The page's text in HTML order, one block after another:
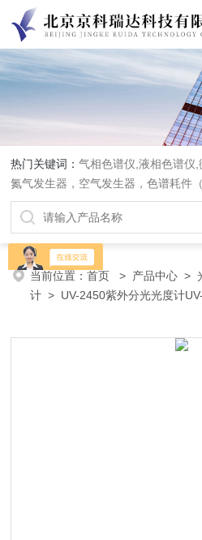
热门关键词：气相色谱仪,液相色谱仪,
氮气发生器，空气发生器，色谱耗件
阀件、进样器、色谱担体），顶空进
计，原子吸收分光光度计，傅立叶红
室产品。
当前位置：首页 > 产品中心 >
计 > UV-2450紫外分光光度计